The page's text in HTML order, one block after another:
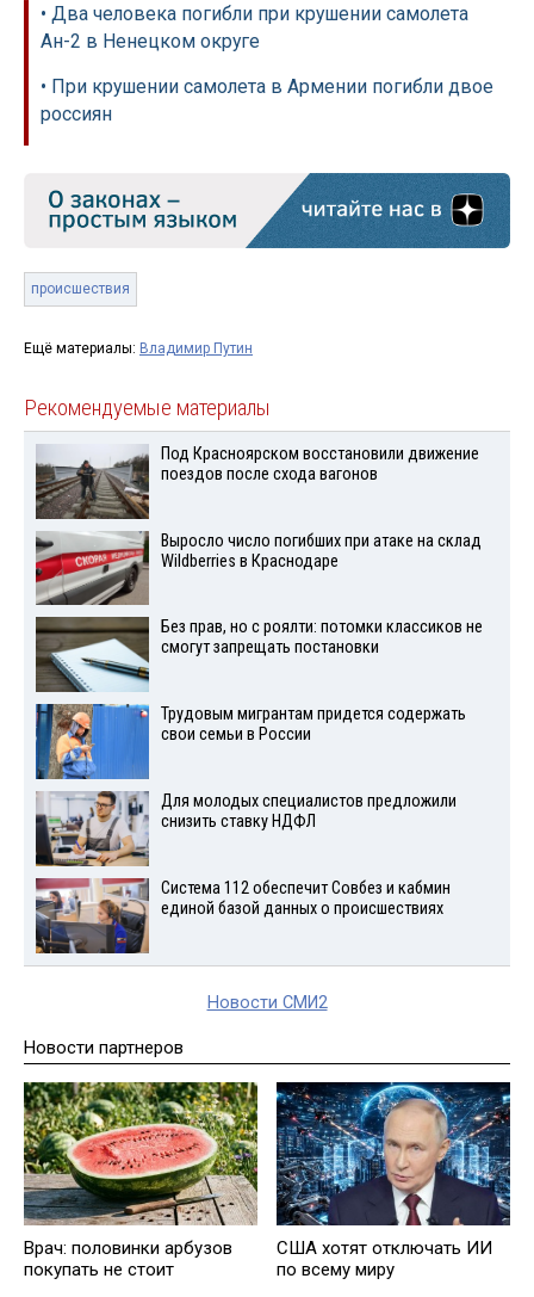
• Два человека погибли при крушении самолета
Ан-2 в Ненецком округе
• При крушении самолета в Армении погибли двое
россиян
происшествия
Ещё материалы: Владимир Путин
Рекомендуемые материалы
Под Красноярском восстановили движение
поездов после схода вагонов
Выросло число погибших при атаке на склад
Wildberries в Краснодаре
Без прав, но с роялти: потомки классиков не
смогут запрещать постановки
Трудовым мигрантам придется содержать
свои семьи в России
Для молодых специалистов предложили
снизить ставку НДФЛ
Система 112 обеспечит Совбез и кабмин
единой базой данных о происшествиях
Новости СМИ2
Новости партнеров
Врач: половинки арбузов
покупать не стоит
США хотят отключать ИИ
по всему миру